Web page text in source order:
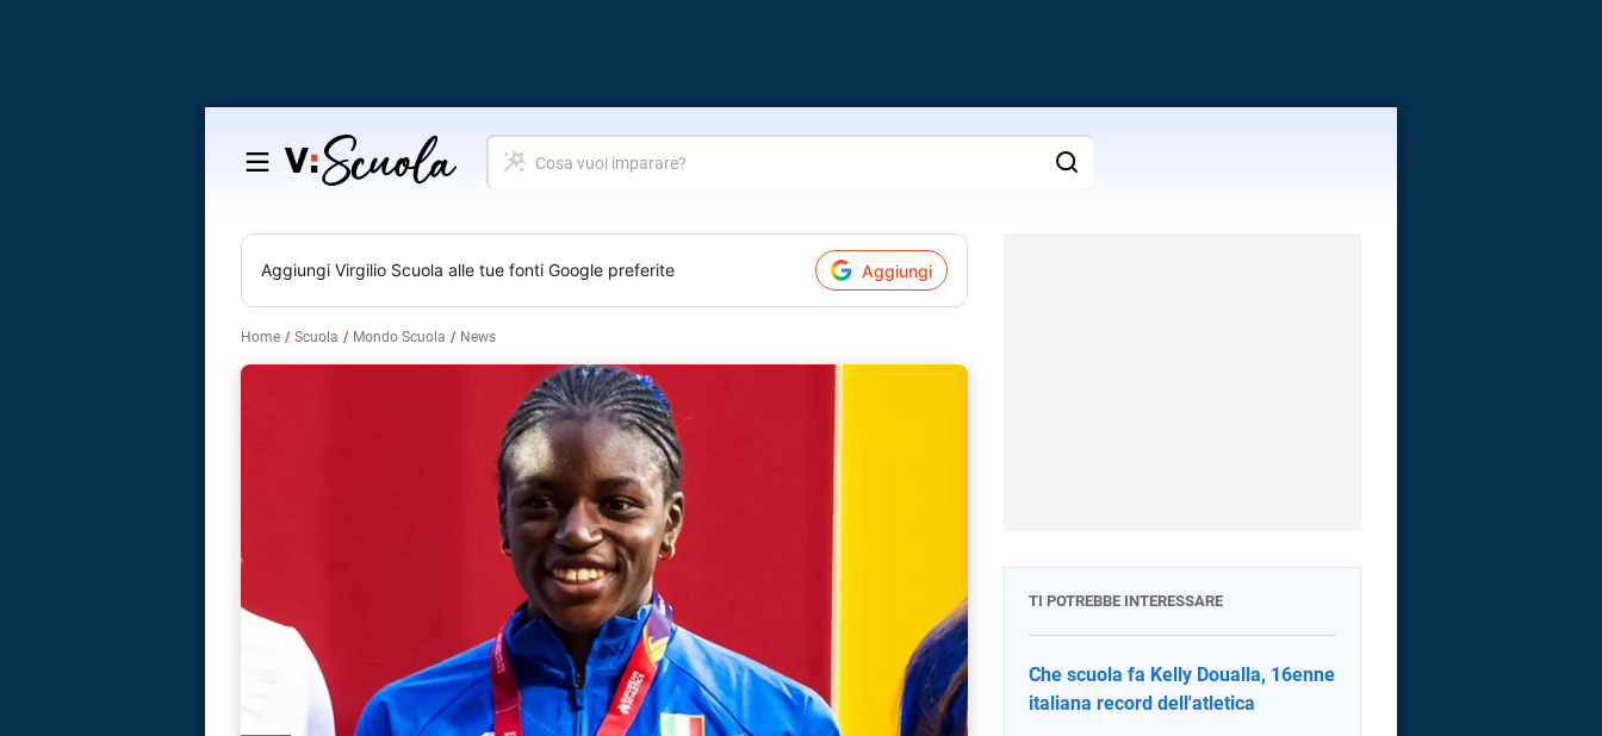
Salta
contenuto
Cosa
vuoi
Aggiungi Virgilio Scuola alle tue fonti Google preferite Aggiungi
Home Scuola Mondo Scuola News
TI POTREBBE INTERESSARE
Che scuola fa Kelly Doualla, 16enne
italiana record dell'atletica